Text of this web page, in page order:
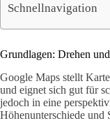
Schnellnavigation
Grundlagen: Drehen
Google Maps stellt
und eignet sich gut für
jedoch in eine
Höhenunterschiede und